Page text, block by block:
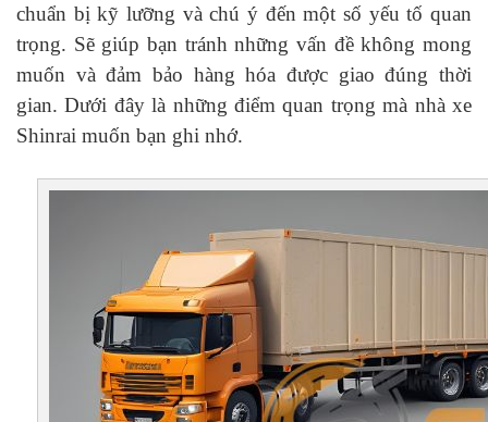
chuẩn bị kỹ lưỡng và chú ý đến một số yếu tố quan
trọng. Sẽ giúp bạn tránh những vấn đề không mong
muốn và đảm bảo hàng hóa được giao đúng thời
gian. Dưới đây là những điểm quan trọng mà nhà xe
Shinrai muốn bạn ghi nhớ.